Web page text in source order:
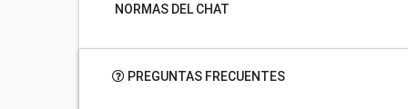
NORMAS DEL CHAT
PREGUNTAS FRECUENTES